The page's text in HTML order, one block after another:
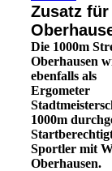
Zusatz für
Die 1000m
Oberhausen
ebenfalls als
Ergometer
1000m
Sportler mit
Oberhausen.